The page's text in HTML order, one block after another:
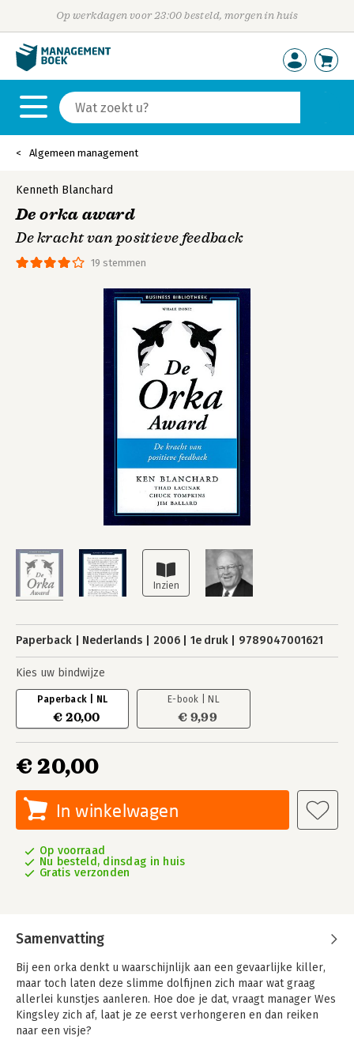
Op werkdagen voor 23:00 besteld, morgen in huis
Algemeen management
19 stemmen
Kenneth Blanchard
De orka award
De kracht van positieve feedback
Paperback Nederlands 2006 1e druk 9789047001621
Kies uw bindwijze
Paperback | NL
€ 20,00
E-book | NL
€ 9,99
€ 20,00
In winkelwagen
Op voorraad
Nu besteld, dinsdag in huis
Gratis verzonden
Samenvatting
Bij een orka denkt u waarschijnlijk aan een gevaarlijke killer,
maar toch laten deze slimme dolfijnen zich maar wat graag
allerlei kunstjes aanleren. Hoe doe je dat, vraagt manager Wes
Kingsley zich af, laat je ze eerst verhongeren en dan reiken
naar een visje?